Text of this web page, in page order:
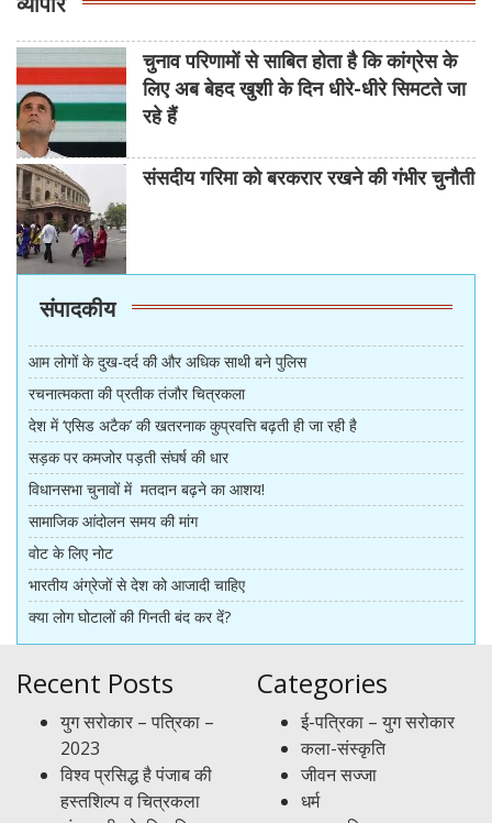
चुनाव परिणामों से साबित होता है कि कांग्रेस के
लिए अब बेहद खुशी के दिन धीरे-धीरे सिमटते जा
रहे हैं
संसदीय गरिमा को बरकरार रखने की गंभीर चुनौती
संपादकीय
आम लोगों के दुख-दर्द की और अधिक साथी बने पुलिस
रचनात्मकता की प्रतीक तंजौर चित्रकला
देश में ‘एसिड अटैक’ की खतरनाक कुप्रवत्ति बढ़ती ही जा रही है
सड़क पर कमजोर पड़ती संघर्ष की धार
विधानसभा चुनावों में मतदान बढ़ने का आशय!
सामाजिक आंदोलन समय की मांग
वोट के लिए नोट
भारतीय अंग्रेजों से देश को आजादी चाहिए
क्या लोग घोटालों की गिनती बंद कर दें?
Recent Posts
युग सरोकार – पत्रिका –
2023
विश्व प्रसिद्ध है पंजाब की
हस्तशिल्प व चित्रकला
Categories
ई-पत्रिका – युग सरोकार
कला-संस्कृति
जीवन सज्जा
धर्म